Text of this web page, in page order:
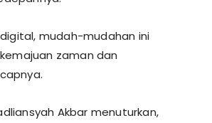
mudah-mudahan ini
zaman dan
Akbar menuturkan,